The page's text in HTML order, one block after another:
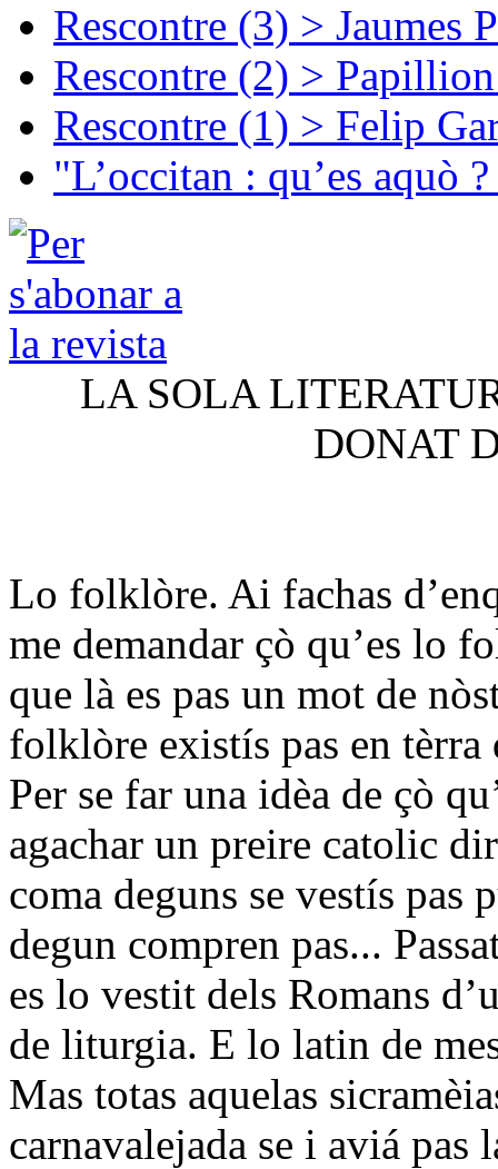
Rescontre (3) > Jaumes
Rescontre (2) >
Rescontre (1) > Felip
"L’occitan : qu’es aquò
LA SOLA
DONAT
Lo folklòre. Ai fachas
me demandar çò qu’es lo
que là es pas un mot de
folklòre existís pas en tèrra
Per se far una idèa de çò
agachar un preire catolic
coma deguns se vestís pas
degun compren pas...
es lo vestit dels Romans
de liturgia. E lo latin de
Mas totas aquelas
carnavalejada se i aviá pas